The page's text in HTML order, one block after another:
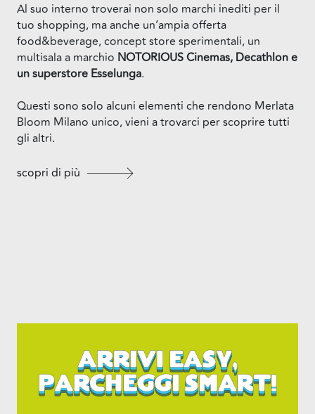
Al suo interno troverai non solo marchi inediti per il
tuo shopping, ma anche un’ampia offerta
food&beverage, concept store sperimentali, un
multisala a marchio NOTORIOUS Cinemas, Decathlon e
un superstore Esselunga.
Questi sono solo alcuni elementi che rendono Merlata
Bloom Milano unico, vieni a trovarci per scoprire tutti
gli altri.
scopri di più